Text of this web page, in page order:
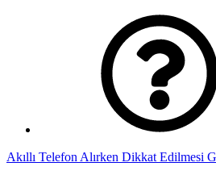
Akıllı Telefon Alırken Dikkat Edilmesi